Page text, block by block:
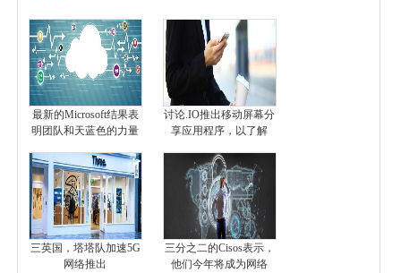
最新的Microsoft结果表
明团队和天蓝色的力量
讨论.IO推出移动屏幕分
享应用程序，以了解
三英国，塔塔队加速5G
网络推出
三分之二的Cisos表示，
他们今年将成为网络